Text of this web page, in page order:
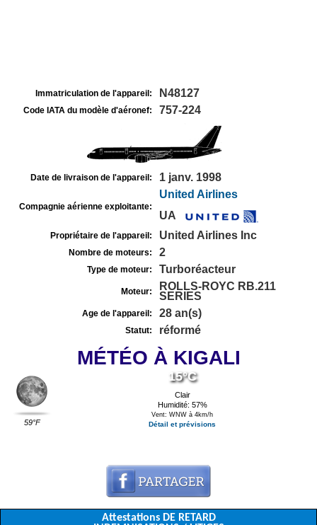
Immatriculation de l'appareil: N48127
Code IATA du modèle d'aéronef: 757-224
Date de livraison de l'appareil: 1 janv. 1998
Compagnie aérienne exploitante:
United Airlines
UA
Propriétaire de l'appareil: United Airlines Inc
Nombre de moteurs: 2
Type de moteur: Turboréacteur
Moteur:
ROLLS-ROYC RB.211
SERIES
Age de l'appareil: 28 an(s)
Statut: réformé
MÉTÉO À KIGALI
59°F
15°C
Clair
Humidité: 57%
Vent: WNW à 4km/h
Détail et prévisions
Attestations DE RETARD